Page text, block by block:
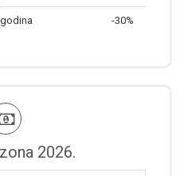
-30%
2026.